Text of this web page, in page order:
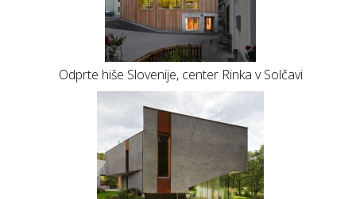
Odprte hiše Slovenije, center Rinka v Solčavi